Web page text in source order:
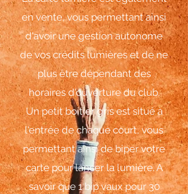
en vente, vous permettant ainsi
d'avoir une gestion autonome
de vos crédits lumières et de ne
plus être dépendant des
horaires d'ouverture du club.
Un petit boitier gris est situé à
l'entrée de chaque court, vous
permettant ainsi de biper votre
carte pour lancer la lumière. A
savoir que 1 bip vaux pour 30